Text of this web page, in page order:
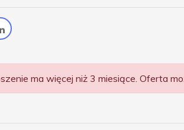
ma więcej niż 3 miesiące. Oferta